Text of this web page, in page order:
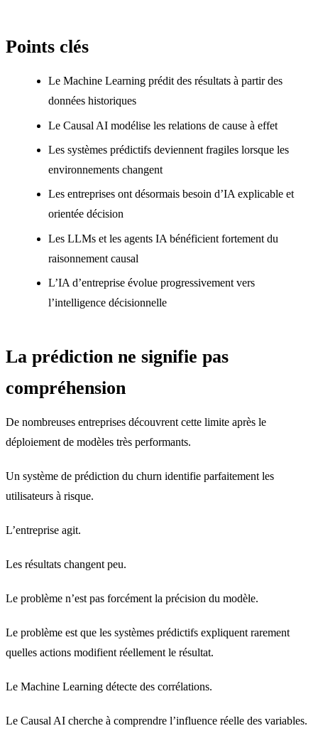
Points clés
Le Machine Learning prédit des résultats à partir des
données historiques
Le Causal AI modélise les relations de cause à effet
Les systèmes prédictifs deviennent fragiles lorsque les
environnements changent
Les entreprises ont désormais besoin d’IA explicable et
orientée décision
Les LLMs et les agents IA bénéficient fortement du
raisonnement causal
L’IA d’entreprise évolue progressivement vers
l’intelligence décisionnelle
La prédiction ne signifie pas
compréhension
De nombreuses entreprises découvrent cette limite après le
déploiement de modèles très performants.
Un système de prédiction du churn identifie parfaitement les
utilisateurs à risque.
L’entreprise agit.
Les résultats changent peu.
Le problème n’est pas forcément la précision du modèle.
Le problème est que les systèmes prédictifs expliquent rarement
quelles actions modifient réellement le résultat.
Le Machine Learning détecte des corrélations.
Le Causal AI cherche à comprendre l’influence réelle des variables.